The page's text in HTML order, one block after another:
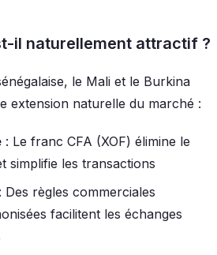
il naturellement attractif ?
le Mali et le Burkina
extension naturelle du marché :
: Le franc CFA (XOF) élimine le
simplifie les transactions
: Des règles commerciales
facilitent les échanges